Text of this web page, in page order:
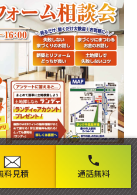
料見積
phone
通話無料
えの方、住宅のプロ「テッ
ーム相談会】を実施いたしま